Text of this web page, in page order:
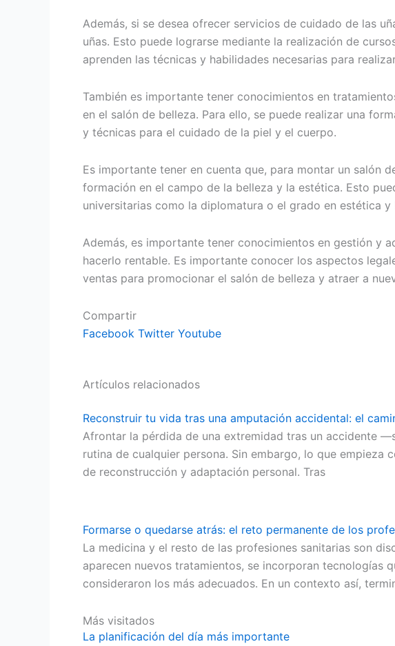
Además, si se desea ofrecer servicios de cuidado de las
uñas. Esto puede lograrse mediante la realización de
aprenden las técnicas y habilidades necesarias para
También es importante tener conocimientos en
en el salón de belleza. Para ello, se puede realizar una
y técnicas para el cuidado de la piel y el cuerpo.
Es importante tener en cuenta que, para montar un salón
formación en el campo de la belleza y la estética. Esto
universitarias como la diplomatura o el grado en estética y
Además, es importante tener conocimientos en gestión y
hacerlo rentable. Es importante conocer los aspectos
ventas para promocionar el salón de belleza y atraer a
Compartir
Facebook Twitter Youtube
Artículos relacionados
Reconstruir tu vida tras una amputación accidental: el
Afrontar la pérdida de una extremidad tras un accidente
rutina de cualquier persona. Sin embargo, lo que empieza
de reconstrucción y adaptación personal. Tras
Formarse o quedarse atrás: el reto permanente de los
La medicina y el resto de las profesiones sanitarias son
aparecen nuevos tratamientos, se incorporan tecnologías
consideraron los más adecuados. En un contexto así,
Más visitados
La planificación del día más importante